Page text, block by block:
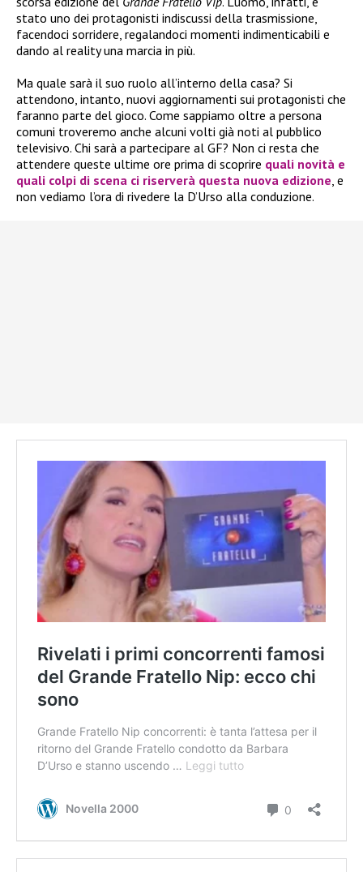
stato uno dei protagonisti indiscussi della trasmissione,
facendoci sorridere, regalandoci momenti indimenticabili e
dando al reality una marcia in più.
Ma quale sarà il suo ruolo all’interno della casa? Si
attendono, intanto, nuovi aggiornamenti sui protagonisti che
faranno parte del gioco. Come sappiamo oltre a persona
comuni troveremo anche alcuni volti già noti al pubblico
televisivo. Chi sarà a partecipare al GF? Non ci resta che
attendere queste ultime ore prima di scoprire quali novità e
quali colpi di scena ci riserverà questa nuova edizione , e
non vediamo l’ora di rivedere la D’Urso alla conduzione.